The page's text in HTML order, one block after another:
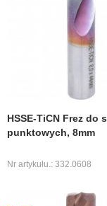
HSSE-TiCN Frez do
punktowych, 8mm
Nr artykułu.: 332.0608